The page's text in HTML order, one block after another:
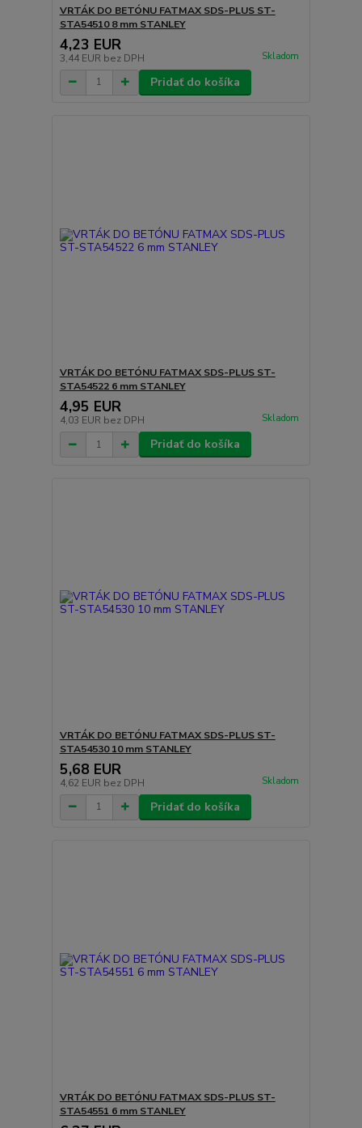
VRTÁK DO BETÓNU FATMAX SDS-PLUS ST-
STA54510 8 mm STANLEY
4,23 EUR
3,44 EUR bez DPH Skladom
Pridať do košíka
VRTÁK DO BETÓNU FATMAX SDS-PLUS ST-
STA54522 6 mm STANLEY
4,95 EUR
4,03 EUR bez DPH Skladom
Pridať do košíka
VRTÁK DO BETÓNU FATMAX SDS-PLUS ST-
STA54530 10 mm STANLEY
5,68 EUR
4,62 EUR bez DPH Skladom
Pridať do košíka
VRTÁK DO BETÓNU FATMAX SDS-PLUS ST-
STA54551 6 mm STANLEY